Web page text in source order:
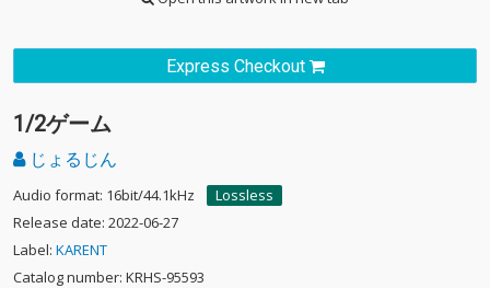
Express Checkout
1/2ゲーム
じょるじん
Audio format: 16bit/44.1kHz
Lossless
Release date: 2022-06-27
Label: KARENT
Catalog number: KRHS-95593